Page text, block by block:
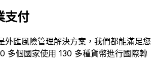
支付
外匯風險管理解決方案，我們都能滿足您
多個國家使用 130 多種貨幣進行國際轉